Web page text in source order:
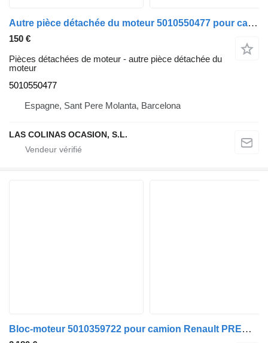
Autre pièce détachée du moteur 5010550477 pour camion Renault PREMIUM 420
150 €
Pièces détachées de moteur - autre pièce détachée du
moteur
5010550477
Espagne, Sant Pere Molanta, Barcelona
LAS COLINAS OCASION, S.L.
Bloc-moteur 5010359722 pour camion Renault PREMIUM 420